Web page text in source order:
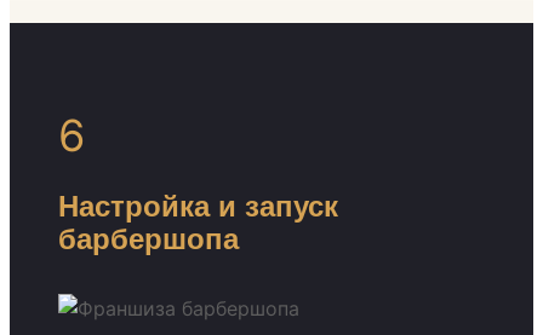
6
Настройка и запуск
барбершопа